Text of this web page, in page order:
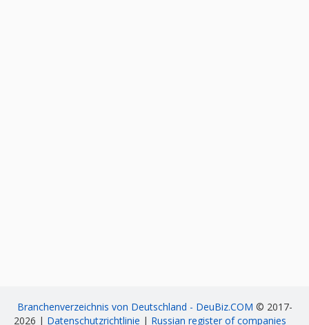
Branchenverzeichnis von Deutschland - DeuBiz.COM © 2017-
2026 | Datenschutzrichtlinie | Russian register of companies